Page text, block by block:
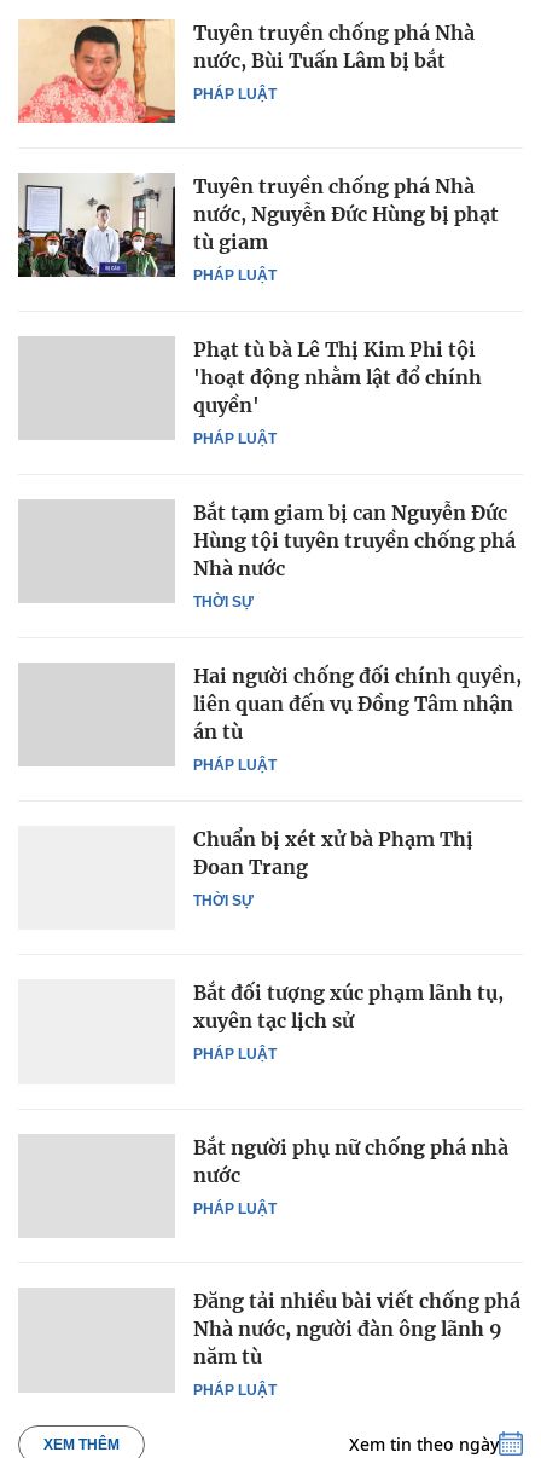
PHÁP LUẬT
Tuyên truyền chống phá Nhà
nước, Bùi Tuấn Lâm bị bắt
PHÁP LUẬT
Tuyên truyền chống phá Nhà
nước, Nguyễn Đức Hùng bị phạt
tù giam
PHÁP LUẬT
Phạt tù bà Lê Thị Kim Phi tội
'hoạt động nhằm lật đổ chính
quyền'
THỜI SỰ
Bắt tạm giam bị can Nguyễn Đức
Hùng tội tuyên truyền chống phá
Nhà nước
PHÁP LUẬT
Hai người chống đối chính quyền,
liên quan đến vụ Đồng Tâm nhận
án tù
THỜI SỰ
Chuẩn bị xét xử bà Phạm Thị
Đoan Trang
PHÁP LUẬT
Bắt đối tượng xúc phạm lãnh tụ,
xuyên tạc lịch sử
PHÁP LUẬT
Bắt người phụ nữ chống phá nhà
nước
PHÁP LUẬT
Đăng tải nhiều bài viết chống phá
Nhà nước, người đàn ông lãnh 9
năm tù
XEM THÊM Xem tin theo ngày